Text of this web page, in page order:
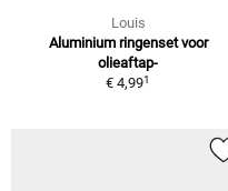
Louis
Aluminium ringenset voor
olieaftap-
€ 4,991